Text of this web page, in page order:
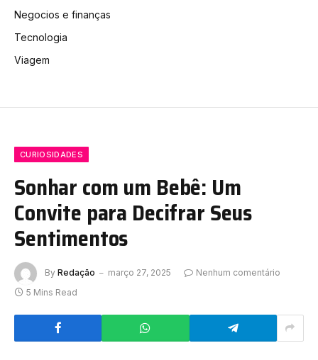
Negocios e finanças
Tecnologia
Viagem
CURIOSIDADES
Sonhar com um Bebê: Um
Convite para Decifrar Seus
Sentimentos
By Redação março 27, 2025
Nenhum comentário
5 Mins Read